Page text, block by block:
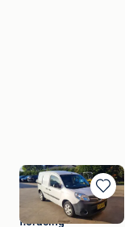
Bewaren
in
floracing